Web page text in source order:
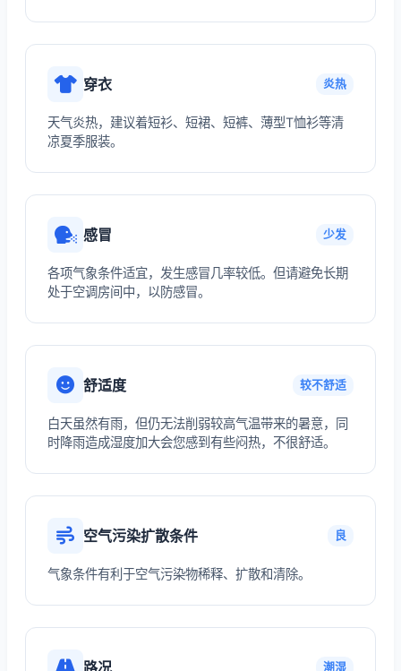
穿衣 炎热
天气炎热，建议着短衫、短裙、短裤、薄型T恤衫等清
凉夏季服装。
感冒 少发
各项气象条件适宜，发生感冒几率较低。但请避免长期
处于空调房间中，以防感冒。
舒适度 较不舒适
白天虽然有雨，但仍无法削弱较高气温带来的暑意，同
时降雨造成湿度加大会您感到有些闷热，不很舒适。
空气污染扩散条件 良
气象条件有利于空气污染物稀释、扩散和清除。
路况 潮湿